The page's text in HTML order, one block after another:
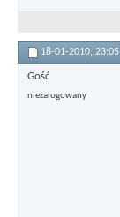
18-01-2010, 23:05
Gość
niezalogowany